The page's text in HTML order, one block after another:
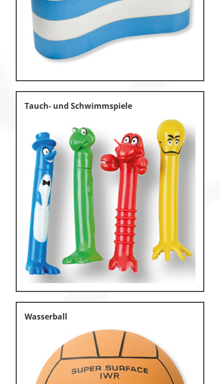
Tauch- und Schwimmspiele
Wasserball